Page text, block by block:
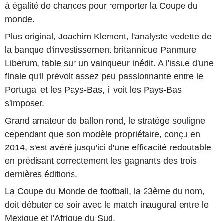
à égalité de chances pour remporter la Coupe du
monde.
Plus original, Joachim Klement, l'analyste vedette de
la banque d'investissement britannique Panmure
Liberum, table sur un vainqueur inédit. A l'issue d'une
finale qu'il prévoit assez peu passionnante entre le
Portugal et les Pays-Bas, il voit les Pays-Bas
s'imposer.
Grand amateur de ballon rond, le stratège souligne
cependant que son modèle propriétaire, conçu en
2014, s'est avéré jusqu'ici d'une efficacité redoutable
en prédisant correctement les gagnants des trois
dernières éditions.
La Coupe du Monde de football, la 23ème du nom,
doit débuter ce soir avec le match inaugural entre le
Mexique et l'Afrique du Sud.